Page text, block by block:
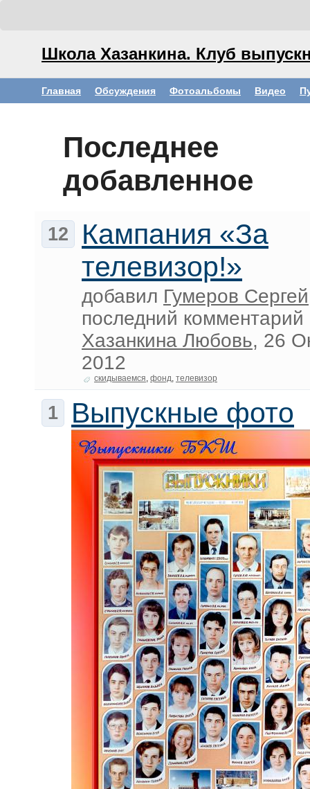
Школа Хазанкина. Клуб
Главная Обсуждения Фотоальбомы Видео
Последнее
добавленное
12
Кампания «За
телевизор!»
добавил Гумеров Сергей
последний комментарий
Хазанкина Любовь, 26
2012
скидываемся фонд телевизор
1 Выпускные фото